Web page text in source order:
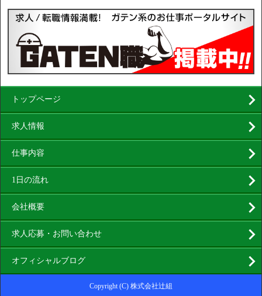
トップページ
求人情報
仕事内容
1日の流れ
会社概要
求人応募・お問い合わせ
オフィシャルブログ
Copyright (C) 株式会社辻組